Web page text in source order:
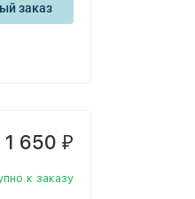
заказ
1 650 ₽
к заказу